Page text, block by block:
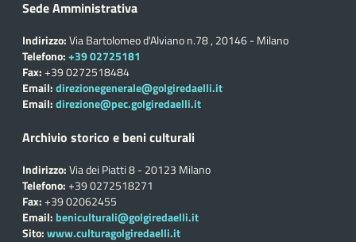
Sede Amministrativa
Indirizzo:Via Bartolomeo d'Alviano n.78 , 20146 - Milano
Telefono:+39 02725181
Fax:+39 0272518484
Email:direzionegenerale@golgiredaelli.it
Email:direzione@pec.golgiredaelli.it
Archivio storico e beni culturali
Indirizzo:Via dei Piatti 8 - 20123 Milano
Telefono:+39 0272518271
Fax:+39 02062455
Email: beniculturali@golgiredaelli.it
Sito:www.culturagolgiredaelli.it